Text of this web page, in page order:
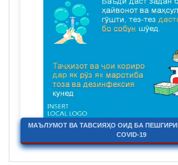
МАЪЛУМОТ ВА ТАВСИЯҲО ОИД БА
COVID-19